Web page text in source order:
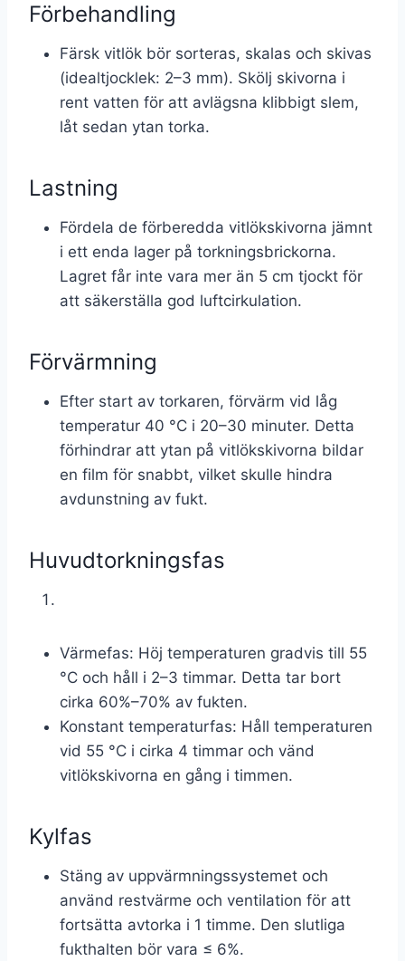
Förbehandling
Färsk vitlök bör sorteras, skalas och skivas
(idealtjocklek: 2–3 mm). Skölj skivorna i
rent vatten för att avlägsna klibbigt slem,
låt sedan ytan torka.
Lastning
Fördela de förberedda vitlökskivorna jämnt
i ett enda lager på torkningsbrickorna.
Lagret får inte vara mer än 5 cm tjockt för
att säkerställa god luftcirkulation.
Förvärmning
Efter start av torkaren, förvärm vid låg
temperatur 40 °C i 20–30 minuter. Detta
förhindrar att ytan på vitlökskivorna bildar
en film för snabbt, vilket skulle hindra
avdunstning av fukt.
Huvudtorkningsfas
Värmefas: Höj temperaturen gradvis till 55
°C och håll i 2–3 timmar. Detta tar bort
cirka 60%–70% av fukten.
Konstant temperaturfas: Håll temperaturen
vid 55 °C i cirka 4 timmar och vänd
vitlökskivorna en gång i timmen.
Kylfas
Stäng av uppvärmningssystemet och
använd restvärme och ventilation för att
fortsätta avtorka i 1 timme. Den slutliga
fukthalten bör vara ≤ 6%.